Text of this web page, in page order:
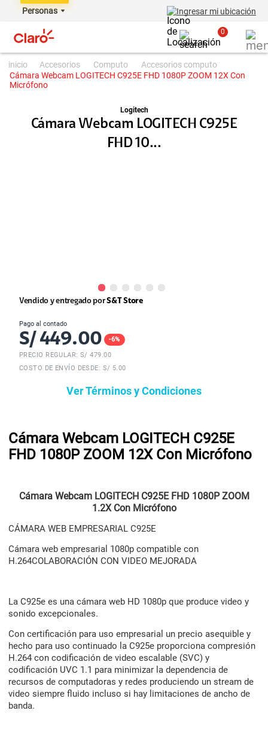
Personas Ingresar mi ubicación
0
accesorios computo
accesorios computo
Cámara Webcam LOGITECH C925E FHD 1080P ZOOM 12X Con
Micrófono
Logitech
Cámara Webcam LOGITECH C925E
FHD 10...
Vendido y entregado porS&T Store
Pago al contado
S/ 449.00 -6%
PRECIO REGULAR: S/479.00
COSTO DE ENVÍO DESDE: S/ 5.00
Ver Términos y Condiciones
Cámara Webcam LOGITECH C925E
FHD 1080P ZOOM 12X Con Micrófono
Cámara Webcam LOGITECH C925E FHD 1080P ZOOM
1.2X Con Micrófono
CÁMARA WEB EMPRESARIAL C925E
Cámara web empresarial 1080p compatible con
H.264COLABORACIÓN CON VIDEO MEJORADA
La C925e es una cámara web HD 1080p que produce video y
sonido excepcionales.
Con certificación para uso empresarial un precio asequible y
hecho para uso continuado la C925e proporciona compresión
H.264 con codificación de video escalable (SVC) y
codificación UVC 1.1 para minimizar la dependencia de
recursos de computadoras y redes produciendo un stream de
video siempre fluido incluso si hay limitaciones de ancho de
banda.